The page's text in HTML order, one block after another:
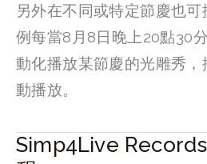
另外在不同或特定節慶也
例每當8月8日晚上20點30
動化播放某節慶的光雕秀，
動播放。
Simp4Live